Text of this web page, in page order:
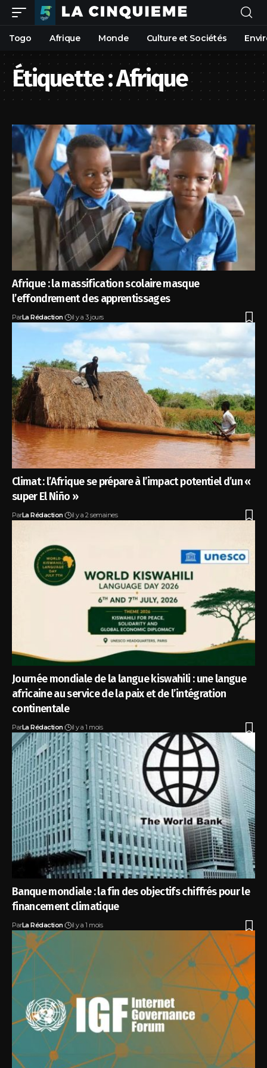
Togo Afrique Monde Culture et Sociétés
Étiquette :Afrique
Afrique : la massification scolaire masque
l’effondrement des apprentissages
ParLa Rédaction il y a 3 jours
Climat : l’Afrique se prépare à l’impact potentiel d’un «
super El Niño »
ParLa Rédaction il y a 2 semaines
Journée mondiale de la langue kiswahili : une langue
africaine au service de la paix et de l’intégration
continentale
ParLa Rédaction il y a 1 mois
Banque mondiale : la fin des objectifs chiffrés pour le
financement climatique
ParLa Rédaction il y a 1 mois